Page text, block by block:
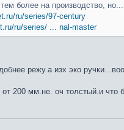
более на производство,
ru/series/97-century
ru/series/ ... nal-master
режу.а изх эко
200 мм.не. оч толстый.и